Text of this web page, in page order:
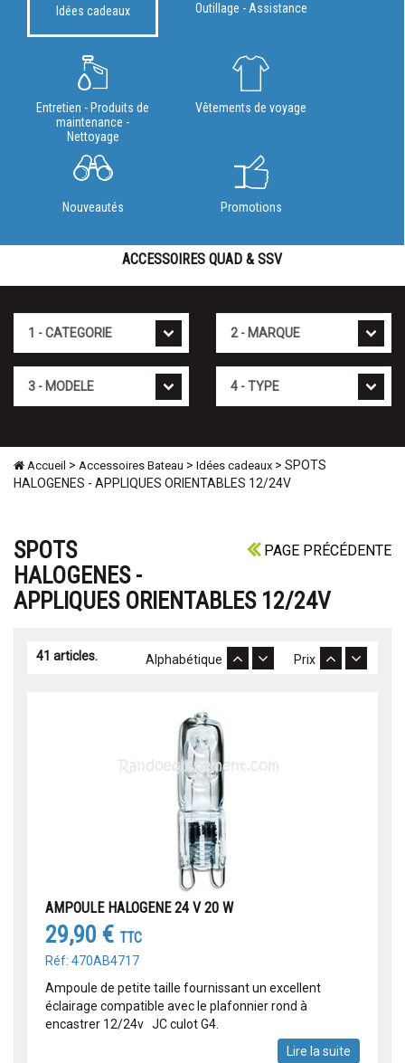
Idées cadeaux Outillage - Assistance
Entretien - Produits de
maintenance -
Nettoyage
Vêtements de voyage
Nouveautés Promotions
ACCESSOIRES QUAD & SSV
Accueil > Accessoires Bateau > Idées cadeaux > SPOTS
HALOGENES - APPLIQUES ORIENTABLES 12/24V
PAGE PRÉCÉDENTE
SPOTS
HALOGENES -
APPLIQUES ORIENTABLES 12/24V
41 articles. Prix
Alphabétique
AMPOULE HALOGENE 24 V 20 W
29,90 € TTC
Réf: 470AB4717
Ampoule de petite taille fournissant un excellent
éclairage compatible avec le plafonnier rond à
encastrer 12/24v JC culot G4.
Lire la suite